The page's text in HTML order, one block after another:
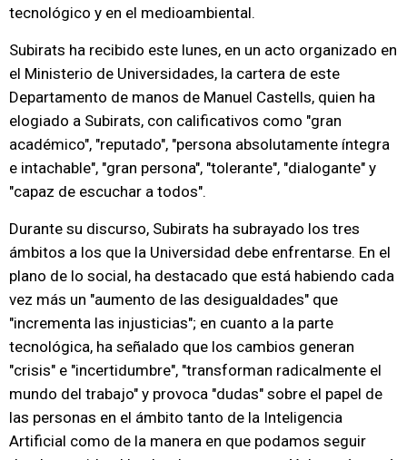
tecnológico y en el medioambiental.
Subirats ha recibido este lunes, en un acto organizado en
el Ministerio de Universidades, la cartera de este
Departamento de manos de Manuel Castells, quien ha
elogiado a Subirats, con calificativos como "gran
académico", "reputado", "persona absolutamente íntegra
e intachable", "gran persona", "tolerante", "dialogante" y
"capaz de escuchar a todos".
Durante su discurso, Subirats ha subrayado los tres
ámbitos a los que la Universidad debe enfrentarse. En el
plano de lo social, ha destacado que está habiendo cada
vez más un "aumento de las desigualdades" que
"incrementa las injusticias"; en cuanto a la parte
tecnológica, ha señalado que los cambios generan
"crisis" e "incertidumbre", "transforman radicalmente el
mundo del trabajo" y provoca "dudas" sobre el papel de
las personas en el ámbito tanto de la Inteligencia
Artificial como de la manera en que podamos seguir